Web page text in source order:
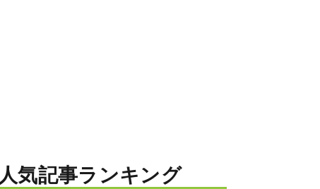
人気記事ランキング